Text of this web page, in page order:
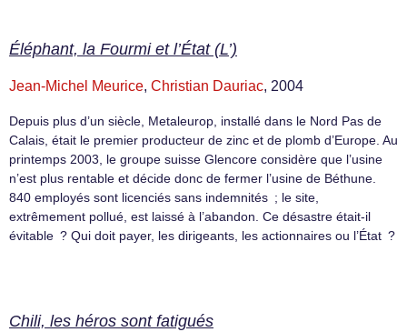
Éléphant, la Fourmi et l’État (L’)
Jean-Michel Meurice, Christian Dauriac, 2004
Depuis plus d’un siècle, Metaleurop, installé dans le Nord Pas de
Calais, était le premier producteur de zinc et de plomb d’Europe. Au
printemps 2003, le groupe suisse Glencore considère que l’usine
n’est plus rentable et décide donc de fermer l’usine de Béthune.
840 employés sont licenciés sans indemnités ; le site,
extrêmement pollué, est laissé à l’abandon. Ce désastre était-il
évitable ? Qui doit payer, les dirigeants, les actionnaires ou l’État ?
Chili, les héros sont fatigués